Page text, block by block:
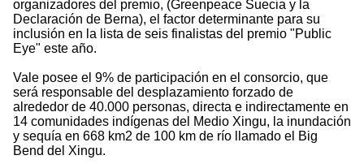
organizadores del premio, (Greenpeace Suecia y la
Declaración de Berna), el factor determinante para su
inclusión en la lista de seis finalistas del premio "Public
Eye" este año.
Vale posee el 9% de participación en el consorcio, que
será responsable del desplazamiento forzado de
alrededor de 40.000 personas, directa e indirectamente en
14 comunidades indígenas del Medio Xingu, la inundación
y sequía en 668 km2 de 100 km de río llamado el Big
Bend del Xingu.